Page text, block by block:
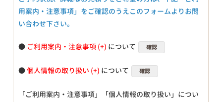
用案内・注意事項」をご確認のうえこのフォームよりお問
い合わせ下さい。
● ご利用案内・注意事項 について 確認
●個人情報の取り扱い について 確認
「ご利用案内・注意事項」「個人情報の取り扱い」につい